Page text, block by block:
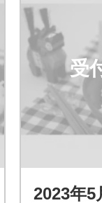
受
2023年5